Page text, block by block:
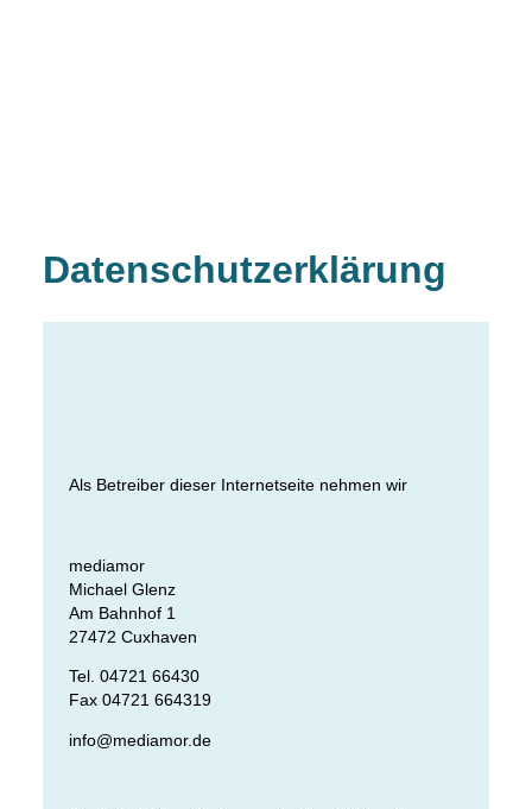
Datenschutzerklärung
Als Betreiber dieser Internetseite nehmen wir
mediamor
Michael Glenz
Am Bahnhof 1
27472 Cuxhaven
Tel. 04721 66430
Fax 04721 664319
info@mediamor.de